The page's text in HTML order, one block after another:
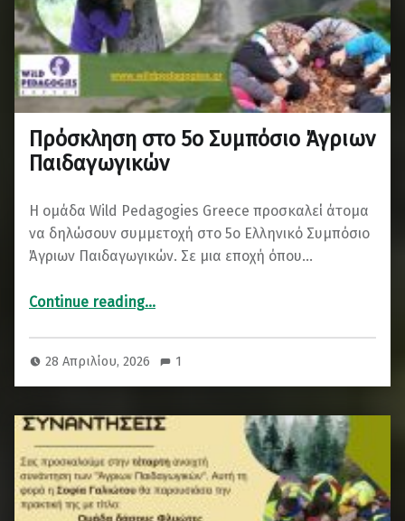
Πρόσκληση στο 5ο Συμπόσιο Άγριων
Παιδαγωγικών
Η ομάδα Wild Pedagogies Greece προσκαλεί άτομα
να δηλώσουν συμμετοχή στο 5ο Ελληνικό Συμπόσιο
Άγριων Παιδαγωγικών. Σε μια εποχή όπου…
Continue reading“Πρόσκληση στο 5ο Συμπόσιο Άγριων Παιδαγωγικών”
…
28 Απριλίου, 2026 1